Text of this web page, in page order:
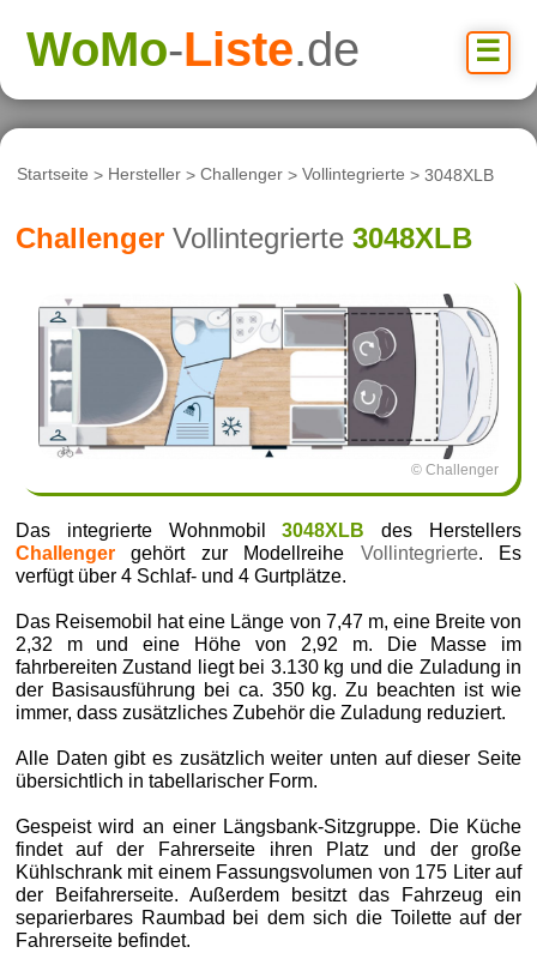
☰
WoMo-Liste.de
Startseite > Hersteller >Challenger >Vollintegrierte > 3048XLB
Challenger Vollintegrierte 3048XLB
© Challenger
Das integrierte Wohnmobil3048XLB des Herstellers
Challengergehört zur Modellreihe Vollintegrierte. Es
verfügt über 4 Schlaf- und 4 Gurtplätze.
Das Reisemobil hat eine Länge von 7,47 m, eine Breite von
2,32 m und eine Höhe von 2,92 m. Die Masse im
fahrbereiten Zustand liegt bei 3.130 kg und die Zuladung in
der Basisausführung bei ca. 350 kg. Zu beachten ist wie
immer, dass zusätzliches Zubehör die Zuladung reduziert.
Alle Daten gibt es zusätzlich weiter unten auf dieser Seite
übersichtlich in tabellarischer Form.
Gespeist wird an einer Längsbank-Sitzgruppe. Die Küche
findet auf der Fahrerseite ihren Platz und der große
Kühlschrank mit einem Fassungsvolumen von 175 Liter auf
der Beifahrerseite. Außerdem besitzt das Fahrzeug ein
separierbares Raumbad bei dem sich die Toilette auf der
Fahrerseite befindet.